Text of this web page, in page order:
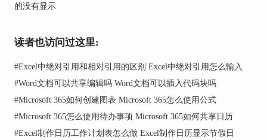
页码的设置，如下图所示，点击插入，在右侧找到
图片2：从菜单栏插入页码
的没有显示
读者也访问过这里:
#Excel中绝对引用和相对引用的区别 Excel中绝对引用怎么输入
#Word文档可以共享编辑吗 Word文档可以插入代码块吗
#Microsoft 365如何创建图表 Microsoft 365怎么使用公式
#Microsoft 365怎么使用待办事项 Microsoft 365如何共享日历
#Excel制作日历工作计划表怎么做 Excel制作日历显示节假日